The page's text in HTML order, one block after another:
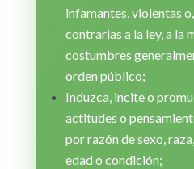
infamantes, violentas
contrarias a la ley, a la
costumbres
orden público;
Induzca, incite o
actitudes o
por razón de sexo,
edad o condición;